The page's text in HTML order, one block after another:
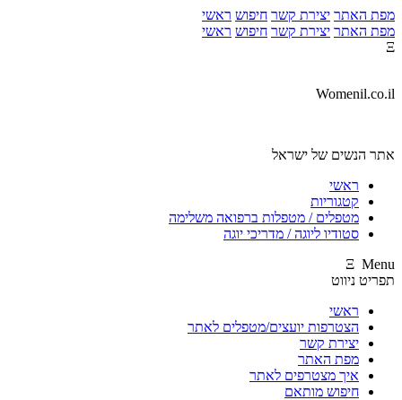
מפת האתר יצירת קשר חיפוש ראשי
מפת האתר יצירת קשר חיפוש ראשי
Ξ
Womenil.co.il
אתר הנשים של ישראל
ראשי
קטגוריות
מטפלים / מטפלות ברפואה משלימה
סטודיו ליוגה / מדריכי יוגה
Ξ Menu
תפריט ניווט
ראשי
הצטרפות יועצים/מטפלים לאתר
יצירת קשר
מפת האתר
איך מצטרפים לאתר
חיפוש מותאם